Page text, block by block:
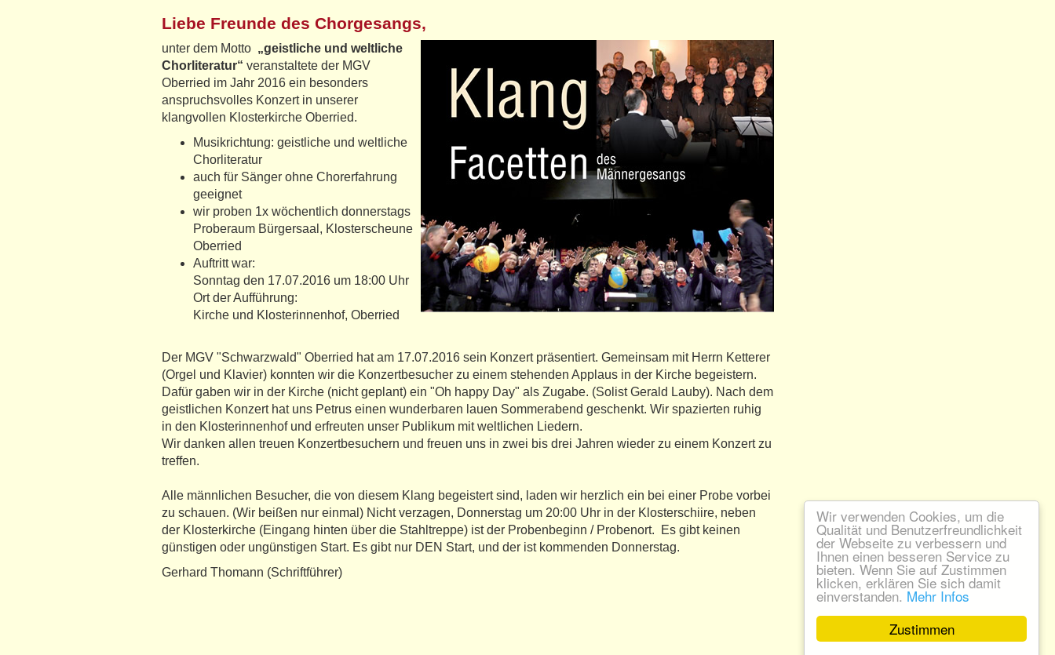
Zustimmen
Wir verwenden Cookies, um die
Qualität und Benutzerfreundlichkeit
der Webseite zu verbessern und
Ihnen einen besseren Service zu
bieten. Wenn Sie auf Zustimmen
klicken, erklären Sie sich damit
einverstanden. Mehr Infos
Liebe Freunde des Chorgesangs,
unter dem Motto „geistliche und weltliche
Chorliteratur“ veranstaltete der MGV
Oberried im Jahr 2016 ein besonders
anspruchsvolles Konzert in unserer
klangvollen Klosterkirche Oberried.
Musikrichtung: geistliche und weltliche
Chorliteratur
auch für Sänger ohne Chorerfahrung
geeignet
wir proben 1x wöchentlich donnerstags
Proberaum Bürgersaal, Klosterscheune
Oberried
Auftritt war:
Sonntag den 17.07.2016 um 18:00 Uhr
Ort der Aufführung:
Kirche und Klosterinnenhof, Oberried
Der MGV "Schwarzwald" Oberried hat am 17.07.2016 sein Konzert präsentiert. Gemeinsam mit Herrn Ketterer
(Orgel und Klavier) konnten wir die Konzertbesucher zu einem stehenden Applaus in der Kirche begeistern.
Dafür gaben wir in der Kirche (nicht geplant) ein "Oh happy Day" als Zugabe. (Solist Gerald Lauby). Nach dem
geistlichen Konzert hat uns Petrus einen wunderbaren lauen Sommerabend geschenkt. Wir spazierten ruhig
in den Klosterinnenhof und erfreuten unser Publikum mit weltlichen Liedern.
Wir danken allen treuen Konzertbesuchern und freuen uns in zwei bis drei Jahren wieder zu einem Konzert zu
treffen.
Alle männlichen Besucher, die von diesem Klang begeistert sind, laden wir herzlich ein bei einer Probe vorbei
zu schauen. (Wir beißen nur einmal) Nicht verzagen, Donnerstag um 20:00 Uhr in der Klosterschiire, neben
der Klosterkirche (Eingang hinten über die Stahltreppe) ist der Probenbeginn / Probenort. Es gibt keinen
günstigen oder ungünstigen Start. Es gibt nur DEN Start, und der ist kommenden Donnerstag.
Gerhard Thomann (Schriftführer)